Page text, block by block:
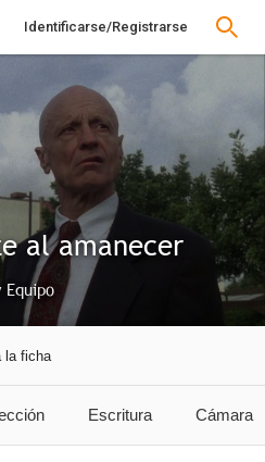
Identificarse/Registrarse
al amanecer
Equipo
la ficha
Escritura Cámara